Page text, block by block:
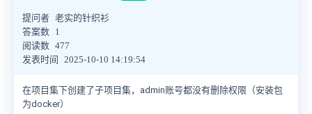
提问者 老实的针织衫
答案数 1
阅读数 477
发表时间
2025-10-10 14:19:54
在项目集下创建了子项目集，admin账号都没有删除权限（安装包
为docker）